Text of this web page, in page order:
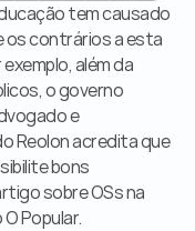
tem causado
os contrários a esta
além da
o governo
e
Reolon acredita que
bons
sobre OSs na
Popular.